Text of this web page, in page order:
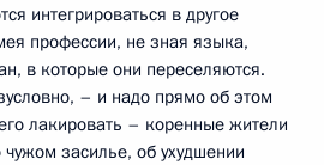
интегрироваться в другое
профессии, не зная языка,
в которые они переселяются.
– и надо прямо об этом
лакировать – коренные жители
засилье, об ухудшении